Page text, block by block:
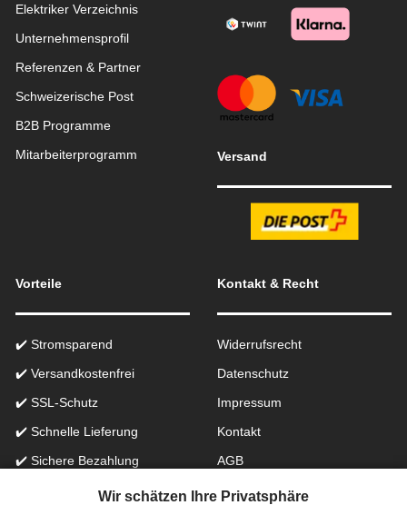
Elektriker Verzeichnis
Unternehmensprofil
Referenzen & Partner
Schweizerische Post
B2B Programme
Mitarbeiterprogramm
Versand
Vorteile
✔️ Stromsparend
✔️ Versandkostenfrei
✔️ SSL-Schutz
✔️ Schnelle Lieferung
✔️ Sichere Bezahlung
✔️ Käuferschutz
Kontakt & Recht
Widerrufsrecht
Datenschutz
Impressum
Kontakt
AGB
Batteriegesetzhinweise
Wir schätzen Ihre Privatsphäre